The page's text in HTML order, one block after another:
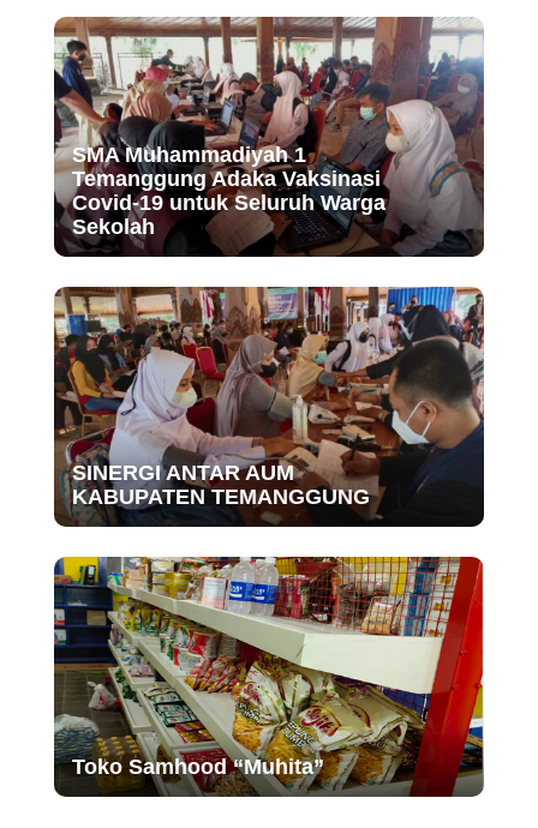
SMA Muhammadiyah 1
Temanggung Adaka Vaksinasi
Covid-19 untuk Seluruh Warga
Sekolah
SINERGI ANTAR AUM
KABUPATEN TEMANGGUNG
Toko Samhood “Muhita”